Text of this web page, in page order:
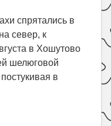
спрятались в
север, к
в Хошутово
шелюговой
в